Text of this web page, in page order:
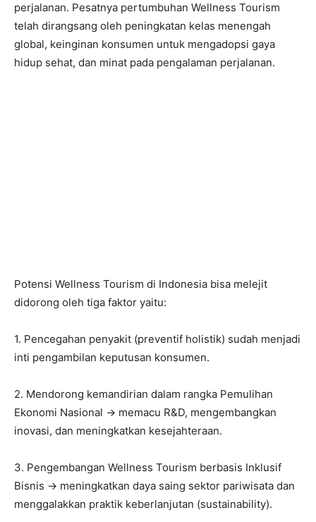
perjalanan. Pesatnya pertumbuhan Wellness Tourism
telah dirangsang oleh peningkatan kelas menengah
global, keinginan konsumen untuk mengadopsi gaya
hidup sehat, dan minat pada pengalaman perjalanan.
Potensi Wellness Tourism di Indonesia bisa melejit
didorong oleh tiga faktor yaitu:
1. Pencegahan penyakit (preventif holistik) sudah menjadi
inti pengambilan keputusan konsumen.
2. Mendorong kemandirian dalam rangka Pemulihan
Ekonomi Nasional → memacu R&D, mengembangkan
inovasi, dan meningkatkan kesejahteraan.
3. Pengembangan Wellness Tourism berbasis Inklusif
Bisnis → meningkatkan daya saing sektor pariwisata dan
menggalakkan praktik keberlanjutan (sustainability).